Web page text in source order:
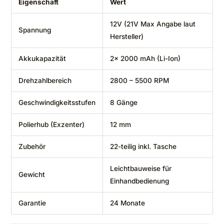
Eigenschaft Wert
Spannung
12V (21V Max Angabe laut
Hersteller)
Akkukapazität 2x 2000 mAh (Li-Ion)
Drehzahlbereich 2800 – 5500 RPM
Geschwindigkeitsstufen 8 Gänge
Polierhub (Exzenter) 12 mm
Zubehör 22-teilig inkl. Tasche
Gewicht
Leichtbauweise für
Einhandbedienung
Garantie 24 Monate